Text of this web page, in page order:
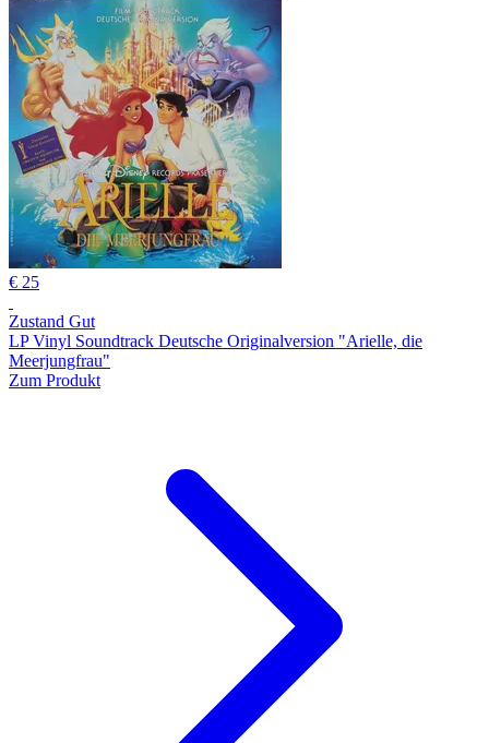
€ 25
Zustand Gut
LP Vinyl Soundtrack Deutsche Originalversion "Arielle, die
Meerjungfrau"
Zum Produkt